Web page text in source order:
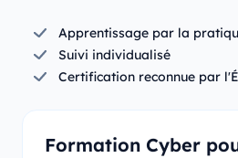
Apprentissage par la
Suivi individualisé
Certification reconnue par
Formation Cyber